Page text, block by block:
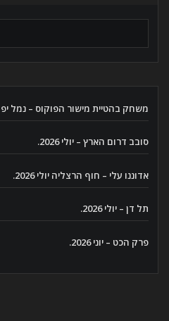
משחק בהטיית מישור הפוקוס – נמל
סובב דרום הארץ – יולי 2026.
אדוננו עלי – חוף הרצליה יולי 2026.
תל דן – יולי 2026.
פרק הכט – יוני 2026.